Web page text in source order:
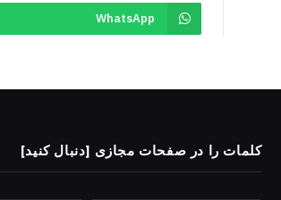
WhatsApp
کلمات را در صفحات مجازی [دنبال کنید]